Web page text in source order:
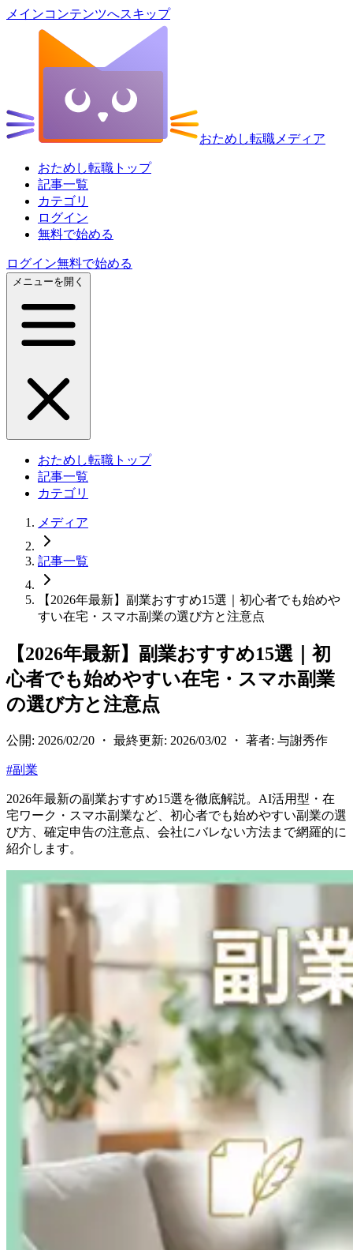
メインコンテンツへスキップ
おためし転職メディア
おためし転職トップ
記事一覧
カテゴリ
ログイン
無料で始める
ログイン無料で始める
メニューを開く
おためし転職トップ
記事一覧
カテゴリ
メディア
記事一覧
【2026年最新】副業おすすめ15選｜初心者でも始めや
すい在宅・スマホ副業の選び方と注意点
【2026年最新】副業おすすめ15選｜初
心者でも始めやすい在宅・スマホ副業
の選び方と注意点
公開: 2026/02/20 ・ 最終更新: 2026/03/02 ・ 著者: 与謝秀作
#副業
2026年最新の副業おすすめ15選を徹底解説。AI活用型・在
宅ワーク・スマホ副業など、初心者でも始めやすい副業の選
び方、確定申告の注意点、会社にバレない方法まで網羅的に
紹介します。